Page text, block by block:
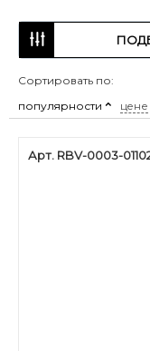
Сортировать по:
популярности
цене
Арт. RBV-0003-